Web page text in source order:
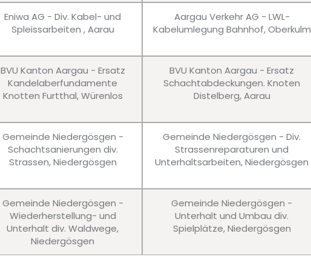
Eniwa AG - Div. Kabel- und
Spleissarbeiten , Aarau
Aargau Verkehr AG - LWL-
Kabelumlegung Bahnhof, Oberkulm
BVU Kanton Aargau - Ersatz
Kandelaberfundamente
Knotten Furtthal, Würenlos
BVU Kanton Aargau - Ersatz
Schachtabdeckungen. Knoten
Distelberg, Aarau
Gemeinde Niedergösgen -
Schachtsanierungen div.
Strassen, Niedergösgen
Gemeinde Niedergösgen - Div.
Strassenreparaturen und
Unterhaltsarbeiten, Niedergösgen
Gemeinde Niedergösgen -
Wiederherstellung- und
Unterhalt div. Waldwege,
Niedergösgen
Gemeinde Niedergösgen -
Unterhalt und Umbau div.
Spielplätze, Niedergösgen